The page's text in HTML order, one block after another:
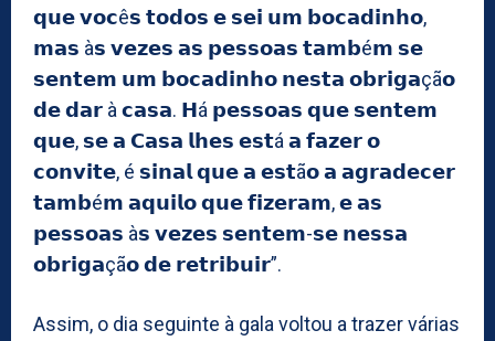
𝗾𝘂𝗲 𝘃𝗼𝗰ê𝘀 𝘁𝗼𝗱𝗼𝘀 𝗲 𝘀𝗲𝗶 𝘂𝗺 𝗯𝗼𝗰𝗮𝗱𝗶𝗻𝗵𝗼,
𝗺𝗮𝘀 à𝘀 𝘃𝗲𝘇𝗲𝘀 𝗮𝘀 𝗽𝗲𝘀𝘀𝗼𝗮𝘀 𝘁𝗮𝗺𝗯é𝗺 𝘀𝗲
𝘀𝗲𝗻𝘁𝗲𝗺 𝘂𝗺 𝗯𝗼𝗰𝗮𝗱𝗶𝗻𝗵𝗼 𝗻𝗲𝘀𝘁𝗮 𝗼𝗯𝗿𝗶𝗴𝗮çã𝗼
𝗱𝗲 𝗱𝗮𝗿 à 𝗰𝗮𝘀𝗮. 𝗛á 𝗽𝗲𝘀𝘀𝗼𝗮𝘀 𝗾𝘂𝗲 𝘀𝗲𝗻𝘁𝗲𝗺
𝗾𝘂𝗲, 𝘀𝗲 𝗮 𝗖𝗮𝘀𝗮 𝗹𝗵𝗲𝘀 𝗲𝘀𝘁á 𝗮 𝗳𝗮𝘇𝗲𝗿 𝗼
𝗰𝗼𝗻𝘃𝗶𝘁𝗲, é 𝘀𝗶𝗻𝗮𝗹 𝗾𝘂𝗲 𝗮 𝗲𝘀𝘁ã𝗼 𝗮 𝗮𝗴𝗿𝗮𝗱𝗲𝗰𝗲𝗿
𝘁𝗮𝗺𝗯é𝗺 𝗮𝗾𝘂𝗶𝗹𝗼 𝗾𝘂𝗲 𝗳𝗶𝘇𝗲𝗿𝗮𝗺, 𝗲 𝗮𝘀
𝗽𝗲𝘀𝘀𝗼𝗮𝘀 à𝘀 𝘃𝗲𝘇𝗲𝘀 𝘀𝗲𝗻𝘁𝗲𝗺-𝘀𝗲 𝗻𝗲𝘀𝘀𝗮
𝗼𝗯𝗿𝗶𝗴𝗮çã𝗼 𝗱𝗲 𝗿𝗲𝘁𝗿𝗶𝗯𝘂𝗶𝗿”.
Assim, o dia seguinte à gala voltou a trazer várias